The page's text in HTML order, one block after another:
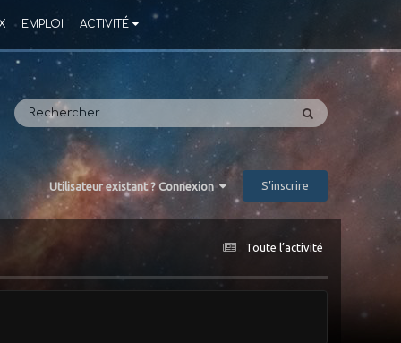
EMPLOI ACTIVITÉ
Utilisateur existant ? Connexion S’inscrire
Toute l’activité